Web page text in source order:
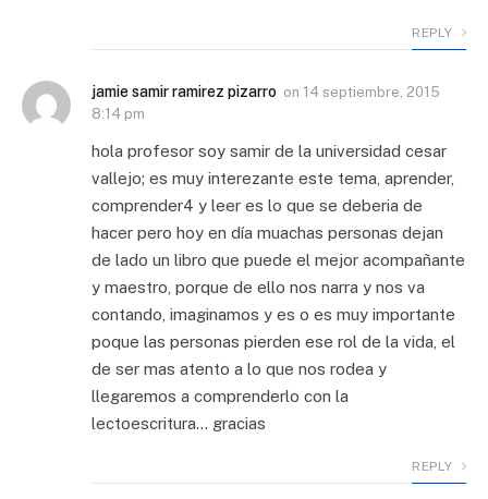
REPLY
jamie samir ramirez pizarro on 14 septiembre, 2015
8:14 pm
hola profesor soy samir de la universidad cesar
vallejo; es muy interezante este tema, aprender,
comprender4 y leer es lo que se deberia de
hacer pero hoy en día muachas personas dejan
de lado un libro que puede el mejor acompañante
y maestro, porque de ello nos narra y nos va
contando, imaginamos y es o es muy importante
poque las personas pierden ese rol de la vida, el
de ser mas atento a lo que nos rodea y
llegaremos a comprenderlo con la
lectoescritura… gracias
REPLY